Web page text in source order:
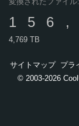
4,769 TB
サイトマップ プラ
© 2003-2026